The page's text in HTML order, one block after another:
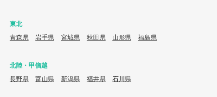
東北
青森県
岩手県 宮城県 秋田県 山形県 福島県
北陸・甲信越
長野県
富山県 新潟県 福井県 石川県